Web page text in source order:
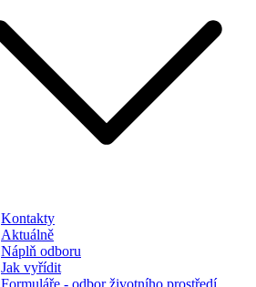
Kontakty
Aktuálně
Náplň odboru
Jak vyřídit